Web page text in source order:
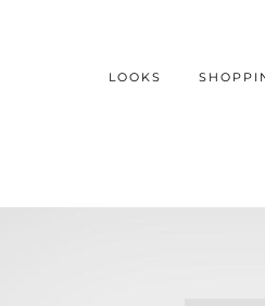
LOOKS